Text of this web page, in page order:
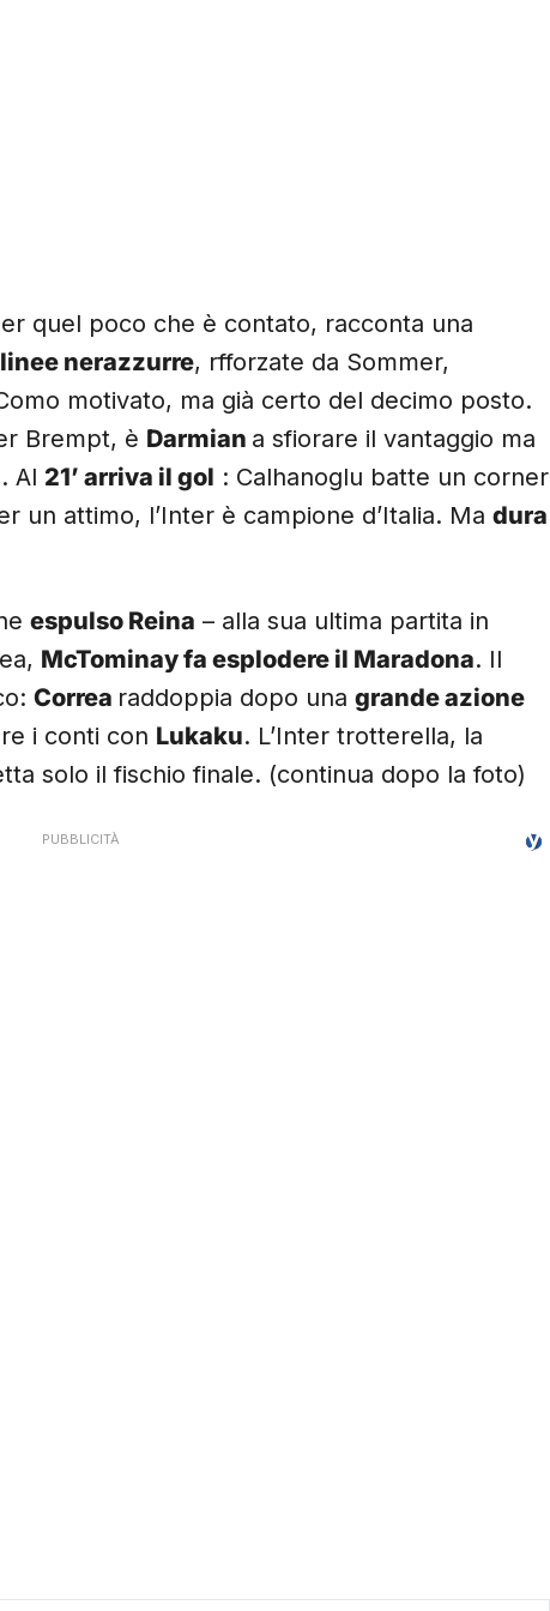
quel poco che è contato, racconta una
nerazzurre, rfforzate da Sommer,
motivato, ma già certo del decimo posto.
Brempt, è Darmian a sfiorare il vantaggio ma
Al 21’ arriva il gol : Calhanoglu batte un corner
un attimo, l’Inter è campione d’Italia. Ma dura
espulso Reina – alla sua ultima partita in
McTominay fa esplodere il Maradona. Il
Correa raddoppia dopo una grande azione
i conti con Lukaku. L’Inter trotterella, la
solo il fischio finale. (continua dopo la foto)